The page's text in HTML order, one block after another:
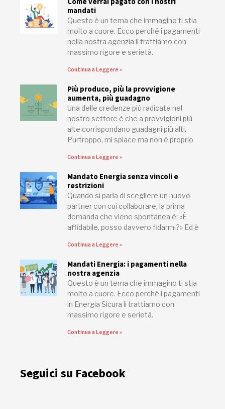
mandati
Questo è un tema che immagino ti stia
molto a cuore. Ecco perché i pagamenti
nella nostra agenzia li trattiamo con
massimo rigore e serietà.
Continua a Leggere »
Più produco, più la provvigione
aumenta, più guadagno
Una delle credenze più radicate nel
nostro settore è che a provvigioni più
alte corrispondano guadagni più alti.
Purtroppo, mi spiace ma non è proprio
Continua a Leggere »
Mandato Energia senza vincoli e
restrizioni
Quando si parla di scegliere un nuovo
partner con cui collaborare, la prima
domanda che viene spontanea è: «È
affidabile, posso davvero fidarmi?» Ed è
Continua a Leggere »
Mandati Energia: i pagamenti nella
nostra agenzia
Questo è un tema che immagino ti stia
molto a cuore. Ecco perché i pagamenti
in Energia Sicura li trattiamo con
massimo rigore e serietà.
Continua a Leggere »
Seguici su Facebook